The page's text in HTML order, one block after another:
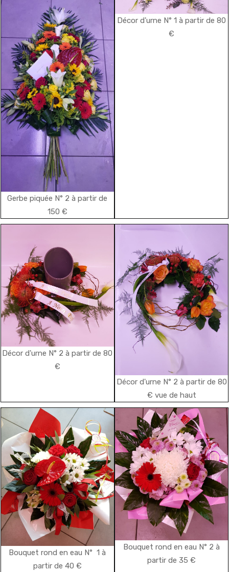
Gerbe piquée N° 2 à partir de
150 €
Décor d'urne N° 1 à partir de 80
€
Décor d'urne N° 2 à partir de 80
€
Décor d'urne N° 2 à partir de 80
€ vue de haut
Bouquet rond en eau N° 1 à
partir de 40 €
Bouquet rond en eau N° 2 à
partir de 35 €